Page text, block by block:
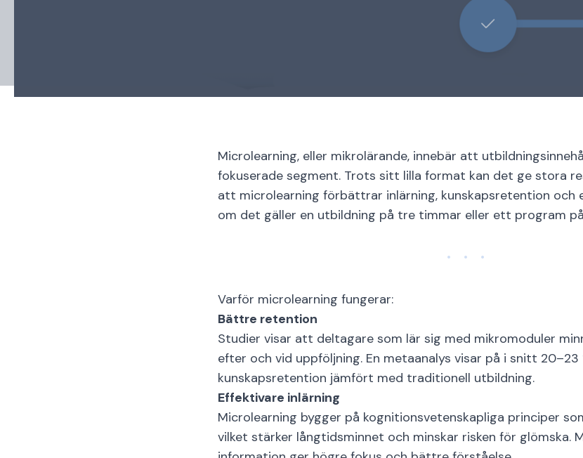
Microlearning, eller mikrolärande, innebär att
fokuserade segment. Trots sitt lilla format kan det ge stora
att microlearning förbättrar inlärning, kunskapsretention och
om det gäller en utbildning på tre timmar eller ett program
Varför microlearning fungerar:
Bättre retention
Studier visar att deltagare som lär sig med mikromoduler
efter och vid uppföljning. En metaanalys visar på i snitt
kunskapsretention jämfört med traditionell utbildning.
Effektivare inlärning
Microlearning bygger på kognitionsvetenskapliga principer
vilket stärker långtidsminnet och minskar risken för glömska.